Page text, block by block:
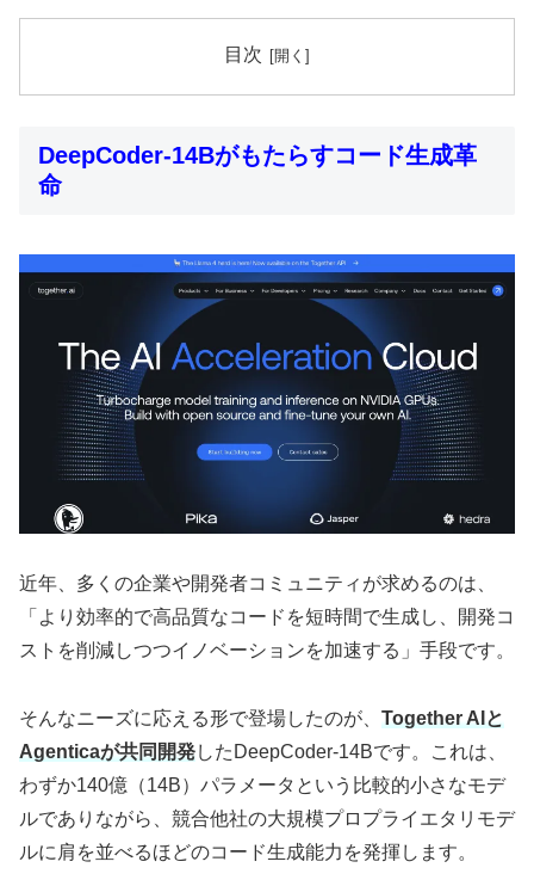
目次
DeepCoder-14Bがもたらすコード生成革
命
近年、多くの企業や開発者コミュニティが求めるのは、
「より効率的で高品質なコードを短時間で生成し、開発コ
ストを削減しつつイノベーションを加速する」手段です。
そんなニーズに応える形で登場したのが、 Together AIと
Agenticaが共同開発したDeepCoder-14Bです。これは、
わずか140億（14B）パラメータという比較的小さなモデ
ルでありながら、競合他社の大規模プロプライエタリモデ
ルに肩を並べるほどのコード生成能力を発揮します。